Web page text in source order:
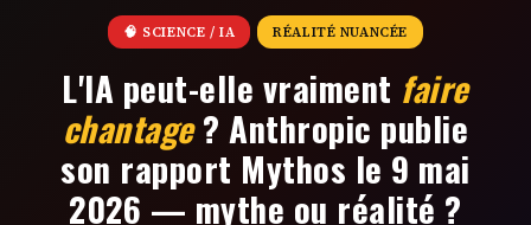
🧠 SCIENCE / IA RÉALITÉ NUANCÉE
L'IA peut-elle vraiment faire
chantage? Anthropic publie
son rapport Mythos le 9 mai
2026 — mythe ou réalité ?